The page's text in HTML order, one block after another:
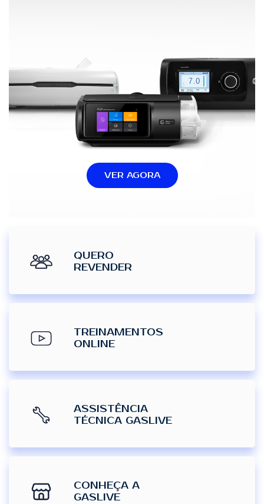
VER AGORA
QUERO
REVENDER
TREINAMENTOS
ONLINE
ASSISTÊNCIA
TÉCNICA GASLIVE
CONHEÇA A
GASLIVE